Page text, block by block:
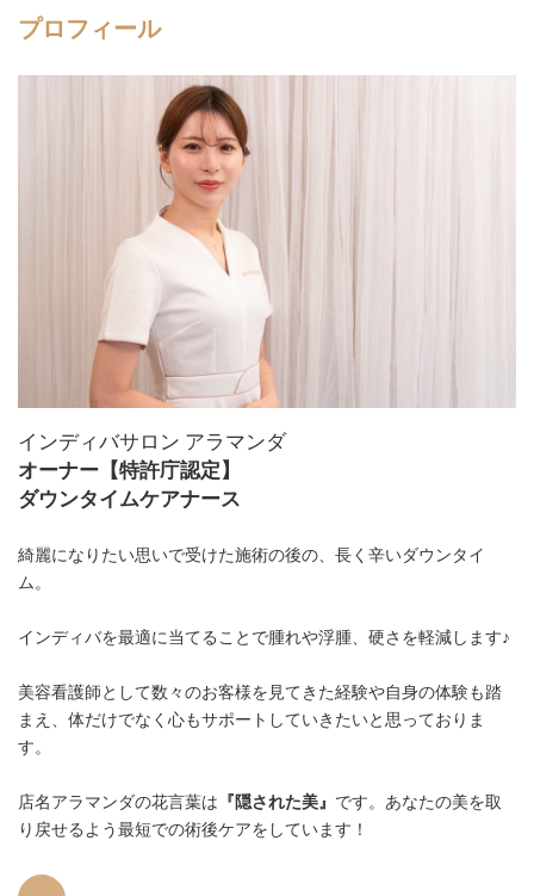
プロフィール
インディバサロン アラマンダ
オーナー【特許庁認定】
ダウンタイムケアナース
綺麗になりたい思いで受けた施術の後の、長く辛いダウンタイ
ム。
インディバを最適に当てることで腫れや浮腫、硬さを軽減します♪
美容看護師として数々のお客様を見てきた経験や自身の体験も踏
まえ、体だけでなく心もサポートしていきたいと思っておりま
す。
店名アラマンダの花言葉は 『隠された美』 です。あなたの美を取
り戻せるよう最短での術後ケアをしています！